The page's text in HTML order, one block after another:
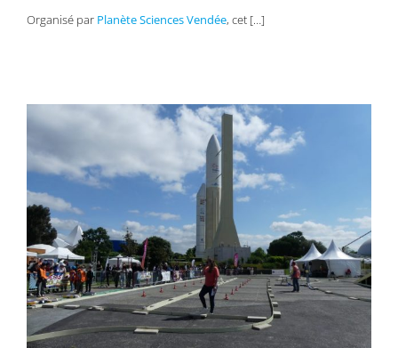
Organisé par Planète Sciences Vendée, cet […]